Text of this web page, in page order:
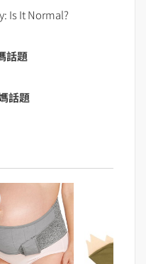
Is It Normal?
話題
話題